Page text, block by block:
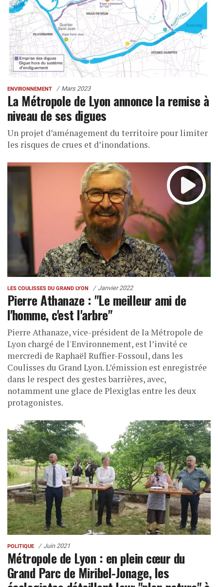
ENVIRONNEMENT Mars 2023
La Métropole de Lyon annonce la remise à
niveau de ses digues
Un projet d’aménagement du territoire pour limiter
les risques de crues et d’inondations.
LES COULISSES DU GRAND LYON Janvier 2022
Pierre Athanaze : "Le meilleur ami de
l'homme, c'est l'arbre"
Pierre Athanaze, vice-président de la Métropole de
Lyon chargé de l'Environnement, est l’invité ce
mercredi de Raphaël Ruffier-Fossoul, dans les
Coulisses du Grand Lyon. L’émission est enregistrée
dans le respect des gestes barrières, avec,
notamment une glace de Plexiglas entre les deux
protagonistes.
POLITIQUE Juin 2021
Métropole de Lyon : en plein cœur du
Grand Parc de Miribel-Jonage, les